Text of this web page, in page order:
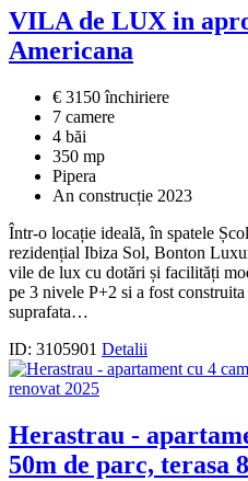
VILA de LUX in
Americana
€ 3150 închiriere
7 camere
4 băi
350 mp
Pipera
An construcție 2023
Într-o locație ideală, în spatele
rezidențial Ibiza Sol, Bonton
vile de lux cu dotări și facilități
pe 3 nivele P+2 si a fost
suprafata…
ID: 3105901 Detalii
Herastrau -
50m de parc, terasa